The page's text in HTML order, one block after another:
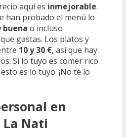
aquí es inmejorable.
han probado el menú lo
buena o incluso
gastas. Los platos y
10 y 30 €, así que hay
Si lo tuyo es comer rico
es lo tuyo. ¡No te lo
en
Nati